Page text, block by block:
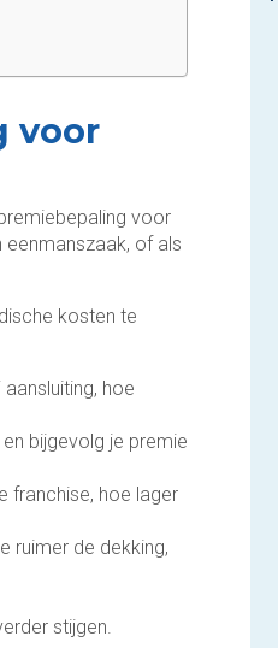
voor
voor
of als
kosten te
hoe
bijgevolg je premie
franchise, hoe lager
ruimer de dekking,
stijgen.